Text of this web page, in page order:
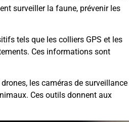
surveiller la faune, prévenir les
tels que les colliers GPS et les
Ces informations sont
les caméras de surveillance
Ces outils donnent aux